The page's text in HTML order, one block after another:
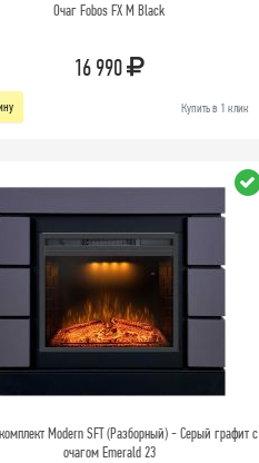
Очаг Fobos FX M Black
16 990
Купить в 1 клик
Modern SFT (Разборный) - Серый графит с
очагом Emerald 23